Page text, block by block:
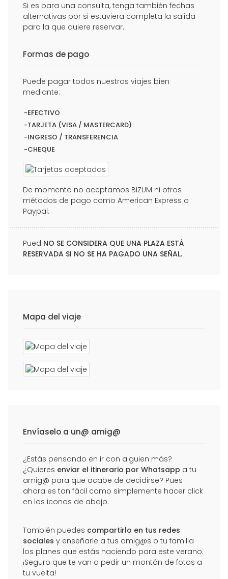
Si es para una consulta, tenga también fechas
alternativas por si estuviera completa la salida
para la que quiere reservar.
Formas de pago
Puede pagar todos nuestros viajes bien
mediante:
-EFECTIVO
-TARJETA (VISA / MASTERCARD)
-INGRESO / TRANSFERENCIA
-CHEQUE
De momento no aceptamos BIZUM ni otros
métodos de pago como American Express o
Paypal.
Pued NO SE CONSIDERA QUE UNA PLAZA ESTÁ
RESERVADA SI NO SE HA PAGADO UNA SEÑAL.
Mapa del viaje
Envíaselo a un@ amig@
¿Estás pensando en ir con alguien más?
¿Quieres enviar el itinerario por Whatsapp a tu
amig@ para que acabe de decidirse? Pues
ahora es tan fácil como simplemente hacer click
en los iconos de abajo.
También puedes compartirlo en tus redes
sociales y enseñarle a tus amig@s o tu familia
los planes que estás haciendo para este verano.
¡Seguro que te van a pedir un montón de fotos a
tu vuelta!